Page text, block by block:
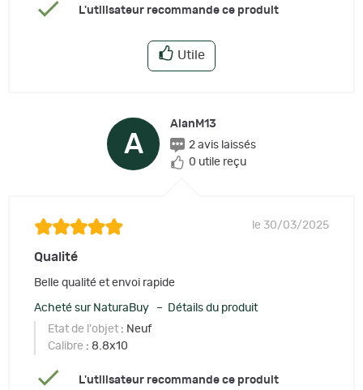
L'utilisateur recommande ce produit
Utile
A
AlanM13
2 avis laissés
0 utile reçu
le 30/03/2025
Qualité
Belle qualité et envoi rapide
Acheté sur NaturaBuy – Détails du produit
Etat de l'objet : Neuf
Calibre : 8.8x10
L'utilisateur recommande ce produit